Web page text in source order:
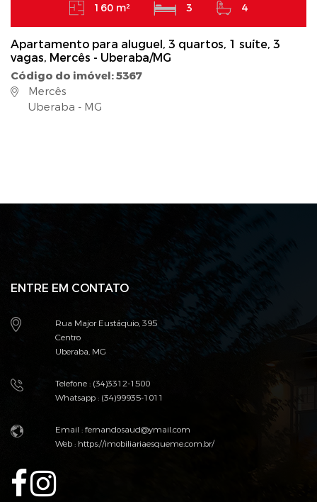
160 m² 3 4
Apartamento para aluguel, 3 quartos, 1 suíte, 3
vagas, Mercês - Uberaba/MG
Código do imóvel: 5367
Mercês
Uberaba - MG
ENTRE EM CONTATO
Rua Major Eustáquio, 395
Centro
Uberaba, MG
Telefone : (34)3312-1500
Whatsapp : (34)99935-1011
Email :fernandosaud@ymail.com
Web :https://imobiliariaesqueme.com.br/